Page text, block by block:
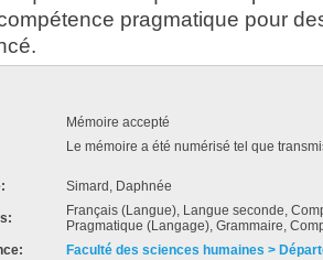
pragmatique pour
Mémoire accepté
Le mémoire a été numérisé tel que
Simard, Daphnée
Français (Langue), Langue seconde,
Pragmatique (Langage), Grammaire,
Faculté des sciences humaines >